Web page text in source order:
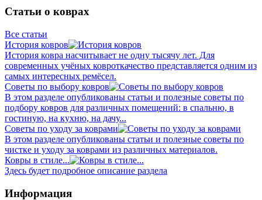
Статьи о коврах
Все статьи
История ковров
История ковра насчитывает не одну тысячу лет. Для
современных учёных ковроткачество представляется одним из
самых интересных ремёсел.
Советы по выбору ковров
В этом разделе опубликованы статьи и полезные советы по
подбору ковров для различных помещений: в спальню, в
гостиную, на кухню, на дачу...
Советы по уходу за коврами
В этом разделе опубликованы статьи и полезные советы по
чистке и уходу за коврами из различных материалов.
Ковры в стиле...
Здесь будет подробное описание раздела
Информация